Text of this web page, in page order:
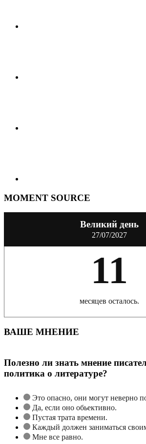
MOMENT SOURCE
Великий день
27/07/2027
11
месяцев осталось.
ВАШЕ МНЕНИЕ
Полезно ли знать мнение
политика о литературе?
Это опасно, они могут неверно
Да, если оно обьективно.
Пустая трата времени.
Каждый должен заниматься
Мне все равно.